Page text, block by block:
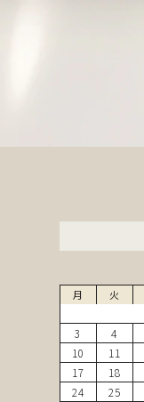
月 火
3
4
10
11
17
18
24
25